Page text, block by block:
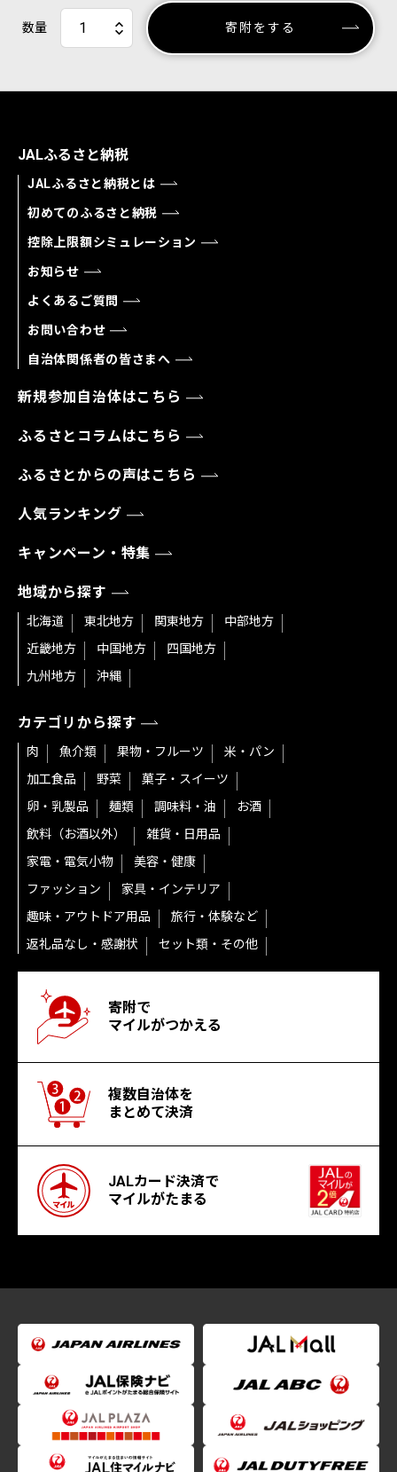
数量 寄附をする
JALふるさと納税
JALふるさと納税とは
初めてのふるさと納税
控除上限額シミュレーション
お知らせ
よくあるご質問
お問い合わせ
自治体関係者の皆さまへ
新規参加自治体はこちら
ふるさとコラムはこちら
ふるさとからの声はこちら
人気ランキング
キャンペーン・特集
地域から探す
北海道 東北地方 関東地方
中部地方
近畿地方
中国地方
四国地方
九州地方
沖縄
カテゴリから探す
肉 魚介類 果物・フルーツ
米・パン
加工食品
野菜
菓子・スイーツ
卵・乳製品
麺類 調味料・油
お酒
飲料（お酒以外）
雑貨・日用品
家電・電気小物
美容・健康
ファッション
家具・インテリア
趣味・アウトドア用品
旅行・体験など
返礼品なし・感謝状
セット類・その他
寄附で
マイルがつかえる
複数自治体を
まとめて決済
JALカード決済で
マイルがたまる